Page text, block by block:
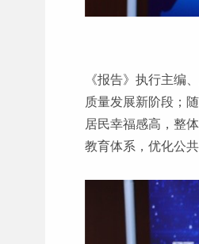
《报告》执行主编
质量发展新阶段；
居民幸福感高，整
教育体系，优化公